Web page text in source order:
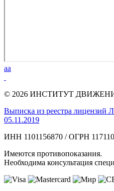
aa
© 2026 ИНСТИТУТ
Выписка из реестра лицензий
05.11.2019
ИНН 1101156870 / ОГРН
Имеются противопоказания.
Необходима консультация